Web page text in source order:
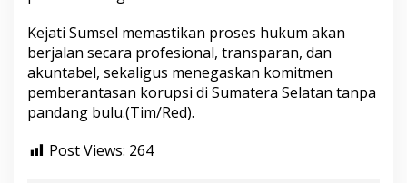
Kejati Sumsel memastikan proses hukum akan
berjalan secara profesional, transparan, dan
akuntabel, sekaligus menegaskan komitmen
pemberantasan korupsi di Sumatera Selatan tanpa
pandang bulu.(Tim/Red).
Post Views: 264